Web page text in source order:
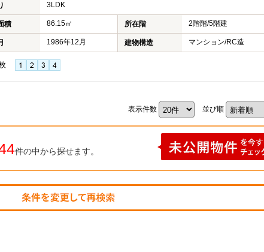
3LDK
積 86.15㎡ 所在階 2階階/5階建
1986年12月 建物構造 マンション/RC造
表示件数 並び順
件の中から探せます。